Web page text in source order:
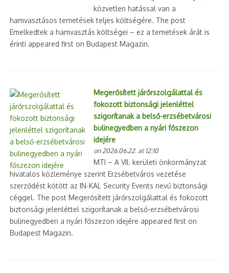
közvetlen hatással van a
hamvasztásos temetések teljes költségére. The post
Emelkedtek a hamvasztás költségei – ez a temetések árát is
érinti appeared first on Budapest Magazin.
Megerősített járőrszolgálattal és
fokozott biztonsági jelenléttel
szigorítanak a belső-erzsébetvárosi
bulinegyedben a nyári főszezon
idejére
on 2026.06.22. at 12:10
MTI – A VII. kerületi önkormányzat
hivatalos közleménye szerint Erzsébetváros vezetése
szerződést kötött az IN-KAL Security Events nevű biztonsági
céggel. The post Megerősített járőrszolgálattal és fokozott
biztonsági jelenléttel szigorítanak a belső-erzsébetvárosi
bulinegyedben a nyári főszezon idejére appeared first on
Budapest Magazin.